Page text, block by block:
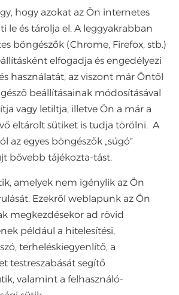
hogy azokat az Ön internetes
le és tárolja el. A leggyakrabban
böngészők (Chrome, Firefox, stb.)
elfogadja és engedélyezi
használatát, az viszont már Öntől
beállításainak módosításával
vagy letiltja, illetve Ön a már a
eltárolt sütiket is tudja törölni. A
az egyes böngészők „súgó”
bővebb tájékozta-tást.
amelyek nem igénylik az Ön
Ezekről weblapunk az Ön
megkezdésekor ad rövid
például a hitelesítési,
terheléskiegyenlítő, a
testreszabását segítő
valamint a felhasználó-